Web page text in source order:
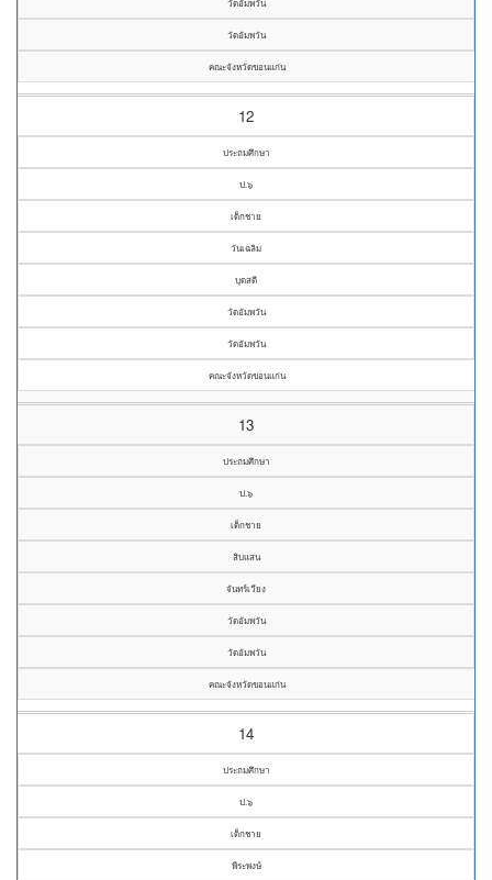
วัดอัมพวัน
วัดอัมพวัน
คณะจังหวัดขอนแก่น
12
ประถมศึกษา
ป.๖
เด็กชาย
วันเฉลิม
บุดสดี
วัดอัมพวัน
วัดอัมพวัน
คณะจังหวัดขอนแก่น
13
ประถมศึกษา
ป.๖
เด็กชาย
สิบแสน
จันทร์เวียง
วัดอัมพวัน
วัดอัมพวัน
คณะจังหวัดขอนแก่น
14
ประถมศึกษา
ป.๖
เด็กชาย
พีระพงษ์